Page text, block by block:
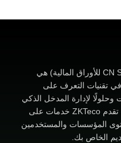
المدخل والخروج مع المصادقة
توفير أنواع مختلفة من أجهزة
الإنذار ، مثل إنذار حساس الباب
وإنذار الإكراه وما إلى ذلك • Free
Pull SDK متاح للتكامل
(ZKTeco) (301330: بورصة CN Shenzhen للأوراق المالية) هي
تقنيات التعرف على
وحلولًا لإدارة المدخل الذكي
ومصادقة الهوية الذكية والمكتب الذكي. تقدم ZKTeco خدمات على
المؤسسات والمستخدمين
الخاص بك.